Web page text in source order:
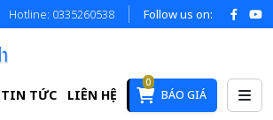
Hotline: 0335260538 Follow us on:
TIN TỨC LIÊN HỆ
0
BÁO GIÁ